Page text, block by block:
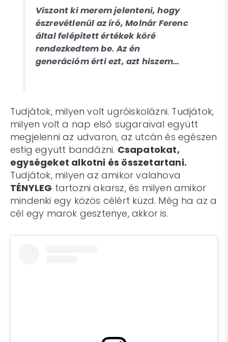
Viszont ki merem jelenteni, hogy
észrevétlenül az író, Molnár Ferenc
által felépített értékek köré
rendezkedtem be. Az én
generációm érti ezt, azt hiszem…
Tudjátok, milyen volt ugróiskolázni. Tudjátok,
milyen volt a nap első sugaraival együtt
megjelenni az udvaron, az utcán és egészen
estig együtt bandázni. Csapatokat,
egységeket alkotni és összetartani.
Tudjátok, milyen az amikor valahova
TÉNYLEG tartozni akarsz, és milyen amikor
mindenki egy közös célért küzd. Még ha az a
cél egy marok gesztenye, akkor is.